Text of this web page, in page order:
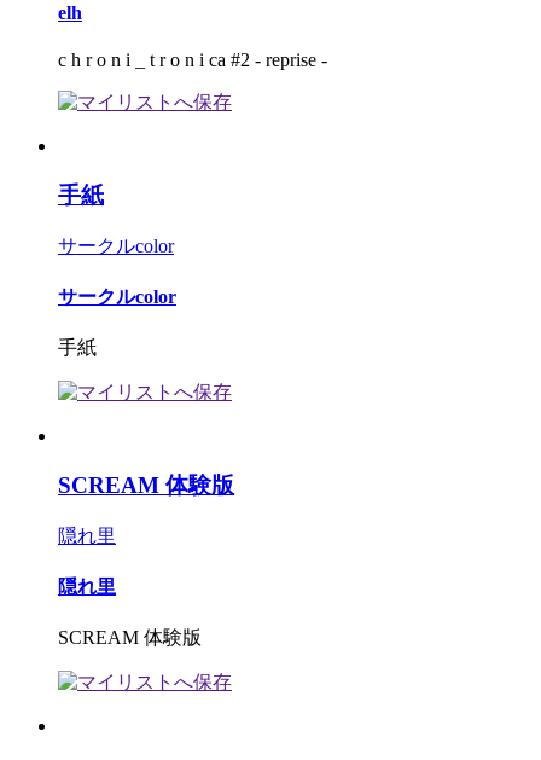
elh
c h r o n i _ t r o n i ca #2 - reprise -
手紙
サークルcolor
サークルcolor
手紙
SCREAM 体験版
隠れ里
隠れ里
SCREAM 体験版